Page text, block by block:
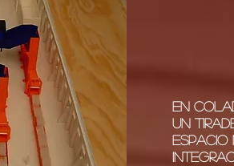
EN
un
espacio